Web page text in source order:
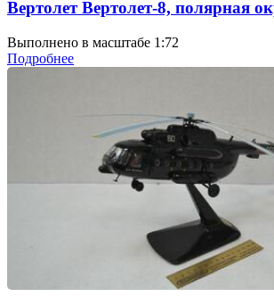
Вертолет Вертолет-8, полярная
Выполнено в масштабе 1:72
Подробнее